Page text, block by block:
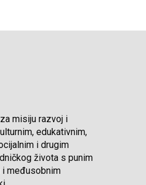
misiju razvoj i
edukativnim,
i drugim
života s punim
i međusobnim